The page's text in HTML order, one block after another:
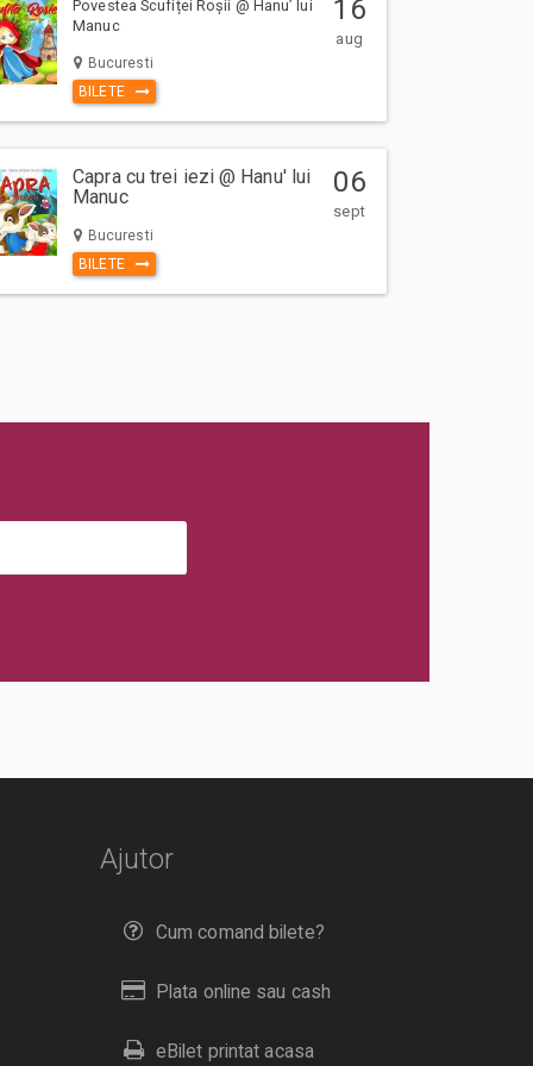
Povestea Scufiței Roșii @ Hanu’ lui
Manuc
Bucuresti
BILETE
16
aug
Capra cu trei iezi @ Hanu' lui
Manuc
Bucuresti
BILETE
06
sept
Ajutor
Cum comand bilete?
Plata online sau cash
eBilet printat acasa